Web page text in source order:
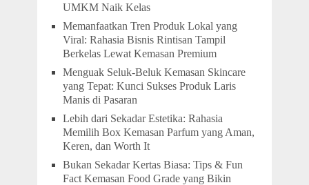
UMKM Naik Kelas
Memanfaatkan Tren Produk Lokal yang
Viral: Rahasia Bisnis Rintisan Tampil
Berkelas Lewat Kemasan Premium
Menguak Seluk-Beluk Kemasan Skincare
yang Tepat: Kunci Sukses Produk Laris
Manis di Pasaran
Lebih dari Sekadar Estetika: Rahasia
Memilih Box Kemasan Parfum yang Aman,
Keren, dan Worth It
Bukan Sekadar Kertas Biasa: Tips & Fun
Fact Kemasan Food Grade yang Bikin